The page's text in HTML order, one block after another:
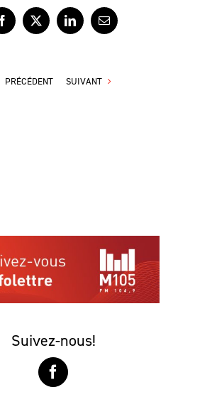
Facebook
X LinkedInCourriel
PRÉCÉDENT SUIVANT
Suivez-nous!